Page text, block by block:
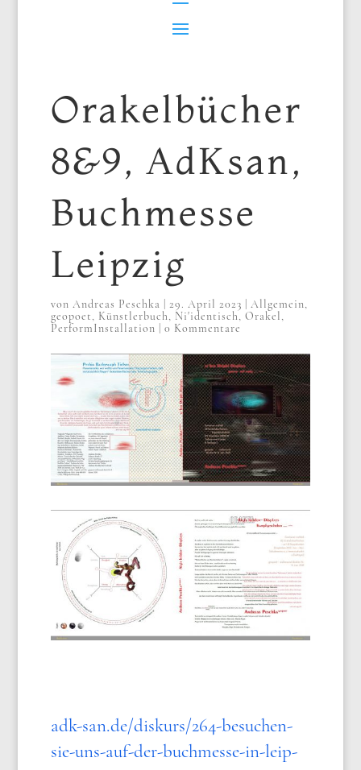
Orakelbücher
8&9, AdKsan,
Buchmesse
Leipzig
von Andreas Peschka 29. April 2023 Allgemein,
geopoet, Künstlerbuch, Ni'identisch, Orakel,
PerformInstallation
0 Kommentare
adk​-san​.de/​d​i​s​k​u​r​s​/​2​6​4​-besuchen-
sie-uns-auf-der-buch­mes­se-in-leip­